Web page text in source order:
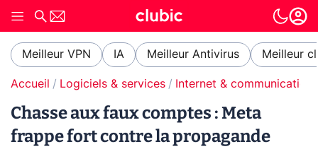
Meilleur VPN IA Meilleur Antivirus Meilleur
Accueil Logiciels & services Internet & communication
Chasse aux faux comptes : Meta
frappe fort contre la propagande